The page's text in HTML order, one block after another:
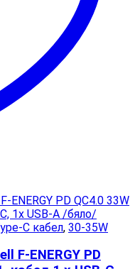
C кабел, 30-35W
F-ENERGY PD